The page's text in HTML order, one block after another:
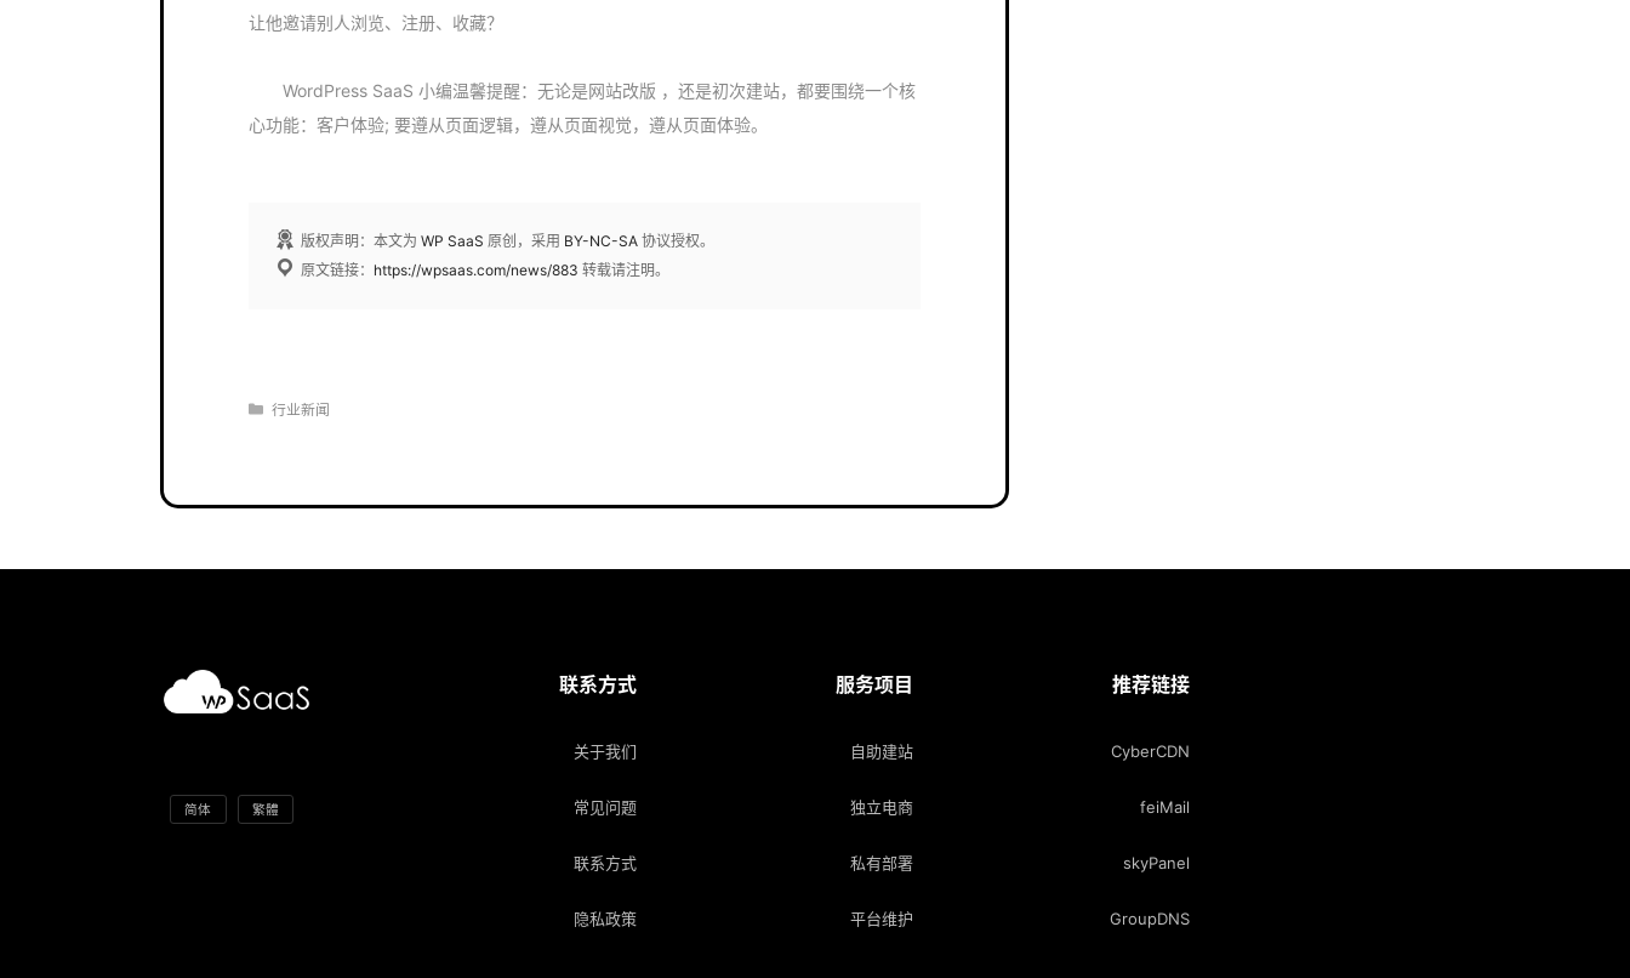
让他邀请别人浏览、注册、收藏？
WordPress SaaS 小编温馨提醒：无论是网站改版 ，还是初次建站，都要围绕一个核
心功能：客户体验; 要遵从页面逻辑，遵从页面视觉，遵从页面体验。
版权声明：本文为 WP SaaS 原创，采用 BY-NC-SA 协议授权。
原文链接： https://wpsaas.com/news/883 转载请注明。
分
行业新闻
简体 繁體
联系方式
关于我们
常见问题
联系方式
隐私政策
服务项目
自助建站
独立电商
私有部署
平台维护
推荐链接
CyberCDN
feiMail
skyPanel
GroupDNS